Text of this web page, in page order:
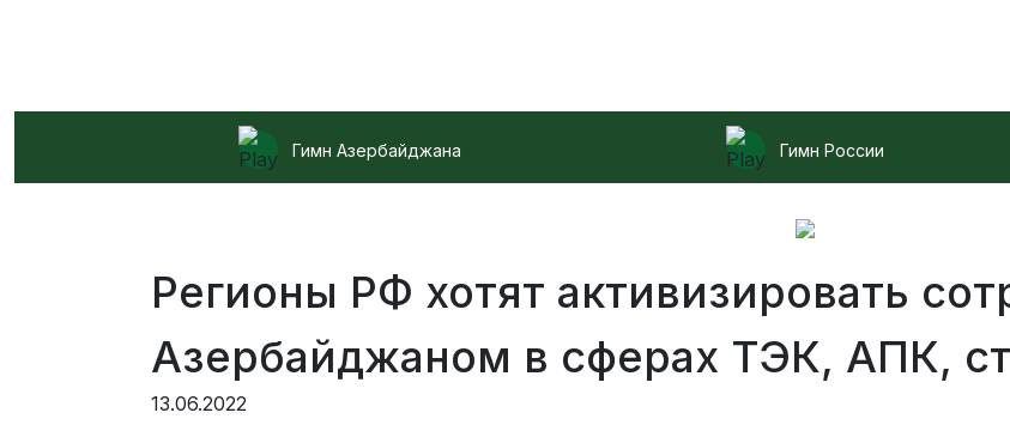
Гимн Азербайджана Гимн России
Регионы РФ хотят активизировать
Азербайджаном в сферах ТЭК, АПК,
13.06.2022